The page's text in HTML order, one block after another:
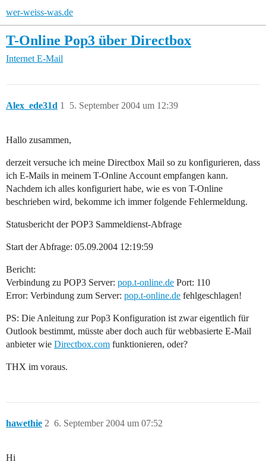
wer-weiss-was.de
T-Online Pop3 über Directbox
Internet E-Mail
Alex_ede31d 5. September 2004 um 12:39
1
Hallo zusammen,
derzeit versuche ich meine Directbox Mail so zu konfigurieren, dass
ich E-Mails in meinem T-Online Account empfangen kann.
Nachdem ich alles konfiguriert habe, wie es von T-Online
beschrieben wird, bekomme ich immer folgende Fehlermeldung.
Statusbericht der POP3 Sammeldienst-Abfrage
Start der Abfrage: 05.09.2004 12:19:59
Bericht:
Verbindung zu POP3 Server: pop.t-online.de Port: 110
Error: Verbindung zum Server: pop.t-online.de fehlgeschlagen!
PS: Die Anleitung zur Pop3 Konfiguration ist zwar eigentlich für
Outlook bestimmt, müsste aber doch auch für webbasierte E-Mail
anbieter wie Directbox.com funktionieren, oder?
THX im voraus.
hawethie 6. September 2004 um 07:52
2
Hi